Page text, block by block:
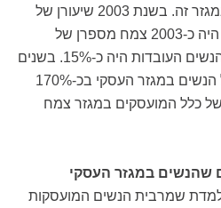
במספר הנשים המועסקות במגזר זה. בשנת 2003 שיעורן של
הנשים מכלל העובדים בענף היה כ-2003 צמח מספרן של
הנשים- 46%, ושיעורן מכלל הנשים העובדות היה כ-15%. בשנים
1985-2003 צמח מספרן של הנשים במגזר העסקי בכ-170%
של כלל המועסקים במגזר צמח
שהנשים במגזר העסקי
שמרבית הנשים המועסקות